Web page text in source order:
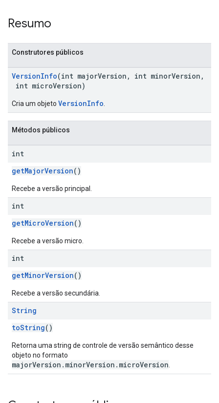
Resumo
Construtores públicos
VersionInfo(int majorVersion, int minorVersion,
int microVersion)
Cria um objeto VersionInfo
Métodos públicos
int
getMajorVersion()
Recebe a versão principal.
int
getMicroVersion()
Recebe a versão micro.
int
getMinorVersion()
Recebe a versão secundária.
String
toString()
Retorna uma string de controle de versão semântico desse
objeto no formato
majorVersion.minorVersion.microVersion